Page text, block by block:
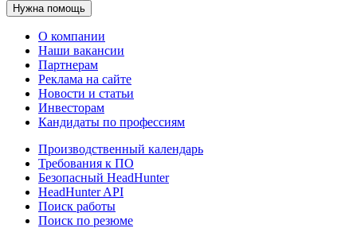
Нужна помощь
О компании
Наши вакансии
Партнерам
Реклама на сайте
Новости и статьи
Инвесторам
Кандидаты по профессиям
Производственный календарь
Требования к ПО
Безопасный HeadHunter
HeadHunter API
Поиск работы
Поиск по резюме